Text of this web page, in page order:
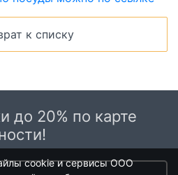
к списку
до 20% по карте
cookie и сервисы ООО